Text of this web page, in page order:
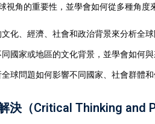
視角的重要性，並學會如何從多種角度
文化、經濟、社會和政治背景來分析全
國家或地區的文化背景，並學會如何
全球問題如何影響不同國家、社會群體
決（Critical Thinking and